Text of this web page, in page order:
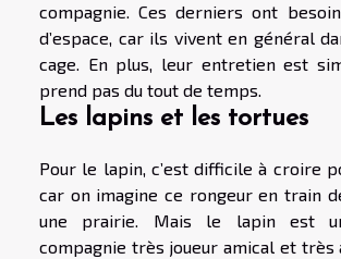
compagnie. Ces derniers ont
d’espace, car ils vivent en général
cage. En plus, leur entretien est
prend pas du tout de temps.
Les lapins et les tortues
Pour le lapin, c’est difficile à croire
car on imagine ce rongeur en train
une prairie. Mais le lapin est
compagnie très joueur amical et très